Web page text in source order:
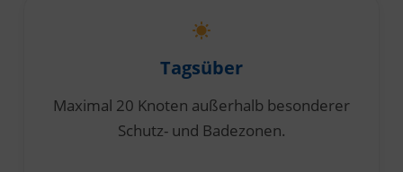
Tagsüber
Maximal 20 Knoten außerhalb besonderer
Schutz- und Badezonen.